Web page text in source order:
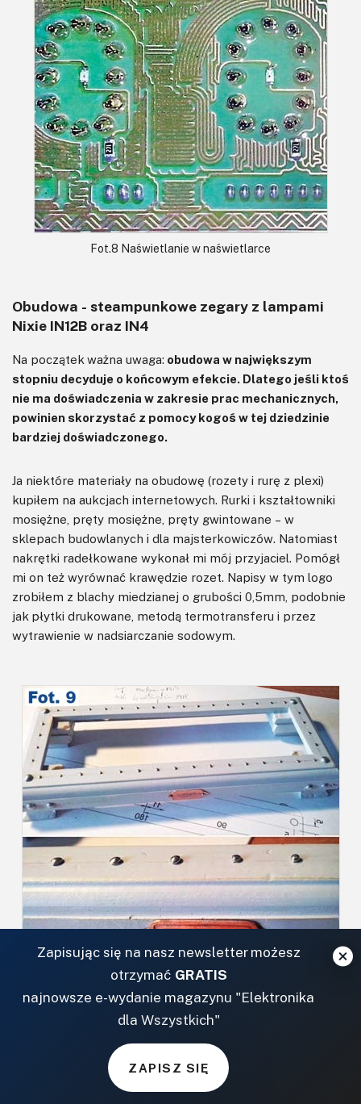
Fot.8 Naświetlanie w naświetlarce
Obudowa - steampunkowe zegary z lampami
Nixie IN12B oraz IN4
Na początek ważna uwaga: obudowa w największym
stopniu decyduje o końcowym efekcie. Dlatego jeśli ktoś
nie ma doświadczenia w zakresie prac mechanicznych,
powinien skorzystać z pomocy kogoś w tej dziedzinie
bardziej doświadczonego.
Ja niektóre materiały na obudowę (rozety i rurę z plexi)
kupiłem na aukcjach internetowych. Rurki i kształtowniki
mosiężne, pręty mosiężne, pręty gwintowane – w
sklepach budowlanych i dla majsterkowiczów. Natomiast
nakrętki radełkowane wykonał mi mój przyjaciel. Pomógł
mi on też wyrównać krawędzie rozet. Napisy w tym logo
zrobiłem z blachy miedzianej o grubości 0,5mm, podobnie
jak płytki drukowane, metodą termotransferu i przez
wytrawienie w nadsiarczanie sodowym.
Fot.9 Nity to szpilki krawieckie, wklejone w wywiercone wiertłem
Φ1mm otwory w listewkach
Zapisując się na nasz newsletter możesz
otrzymać GRATIS
najnowsze e-wydanie magazynu "Elektronika
dla Wszystkich"
ZAPISZ SIĘ